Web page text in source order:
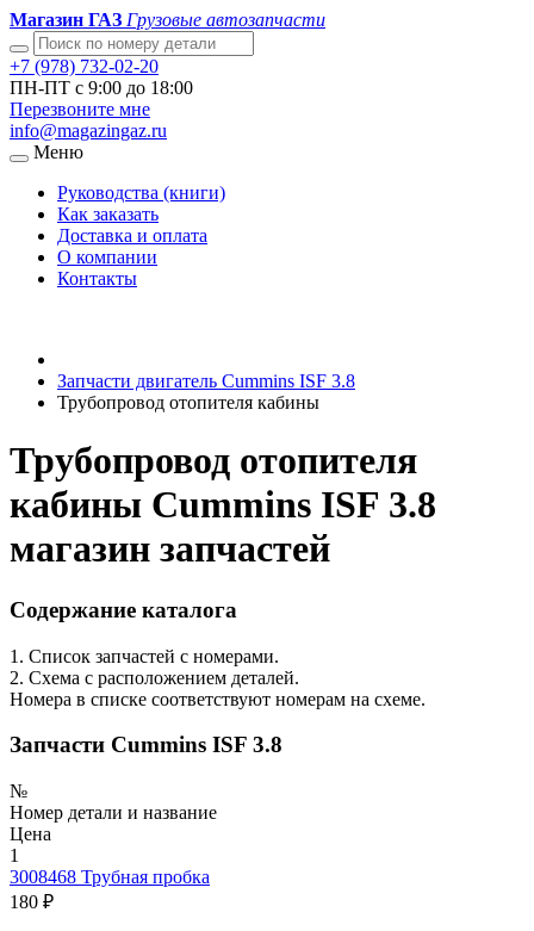
Магазин ГАЗ Грузовые автозапчасти
+7 (978) 732-02-20
ПН-ПТ с 9:00 до 18:00
Перезвоните мне
info@magazingaz.ru
Меню
Руководства (книги)
Как заказать
Доставка и оплата
О компании
Контакты
Запчасти двигатель Cummins ISF 3.8
Трубопровод отопителя кабины
Трубопровод отопителя
кабины Cummins ISF 3.8
магазин запчастей
Содержание каталога
1. Список запчастей с номерами.
2. Схема с расположением деталей.
Номера в списке соответствуют номерам на схеме.
Запчасти Cummins ISF 3.8
№
Номер детали и название
Цена
1
3008468 Трубная пробка
180 ₽